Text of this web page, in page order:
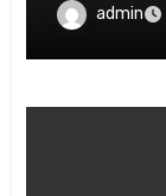
admin